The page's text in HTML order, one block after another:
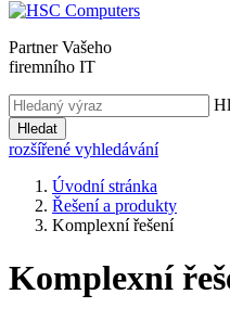
Partner Vašeho
firemního IT
Hledat
rozšířené vyhledávání
Úvodní stránka
Řešení a produkty
Komplexní řešení
Komplexní